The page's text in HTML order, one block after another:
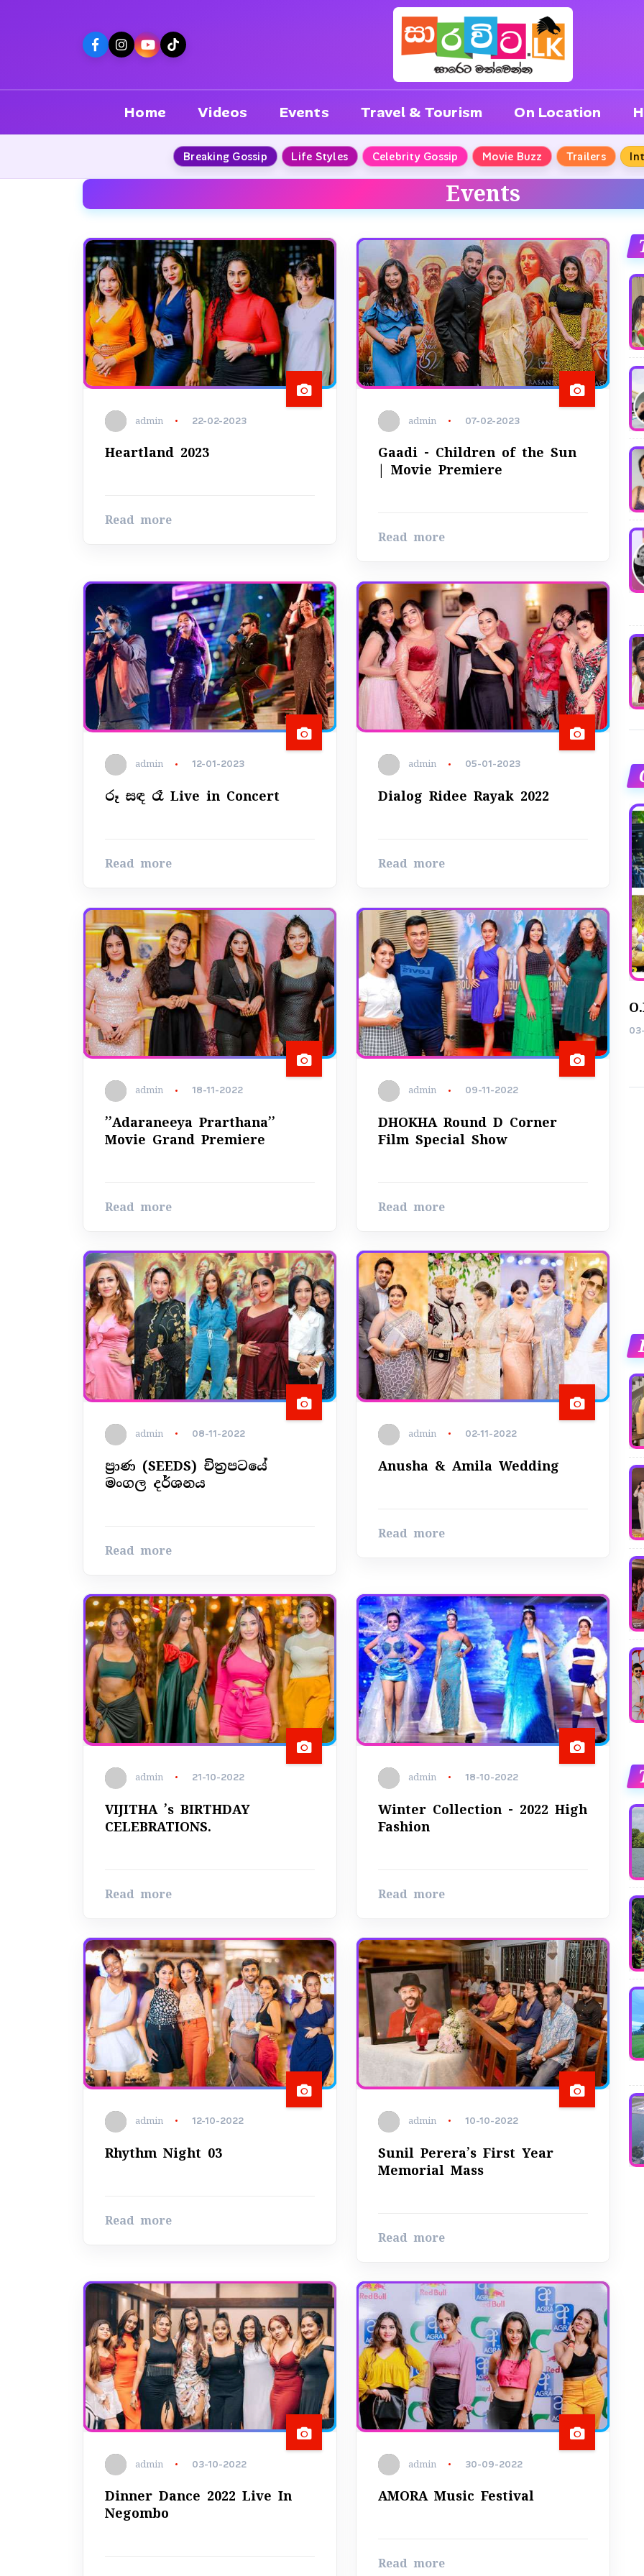
Home Videos Events Travel & Tourism On Location
Breaking Gossip Life Styles Celebrity Gossip Movie Buzz Trailers
Events
admin 22-02-2023
Heartland 2023
Read more
admin 07-02-2023
Gaadi - Children of the Sun
| Movie Premiere
Read more
admin 12-01-2023
රූ සඳ රෑ Live in Concert
Read more
admin 05-01-2023
Dialog Ridee Rayak 2022
Read more
admin 18-11-2022
’’Adaraneeya Prarthana’’
Movie Grand Premiere
Read more
admin 09-11-2022
DHOKHA Round D Corner
Film Special Show
Read more
admin 08-11-2022
ප්‍රාණ (SEEDS) චිත්‍රපටයේ
මංගල දර්ශනය
Read more
admin 02-11-2022
Anusha & Amila Wedding
Read more
admin 21-10-2022
VIJITHA ’s BIRTHDAY
CELEBRATIONS.
Read more
admin 18-10-2022
Winter Collection - 2022 High
Fashion
Read more
admin 12-10-2022
Rhythm Night 03
Read more
admin 10-10-2022
Sunil Perera’s First Year
Memorial Mass
Read more
admin 03-10-2022
Dinner Dance 2022 Live In
Negombo
admin 30-09-2022
AMORA Music Festival
Read more
මෝඩ තරිඳු Film On Location
24-09-2025